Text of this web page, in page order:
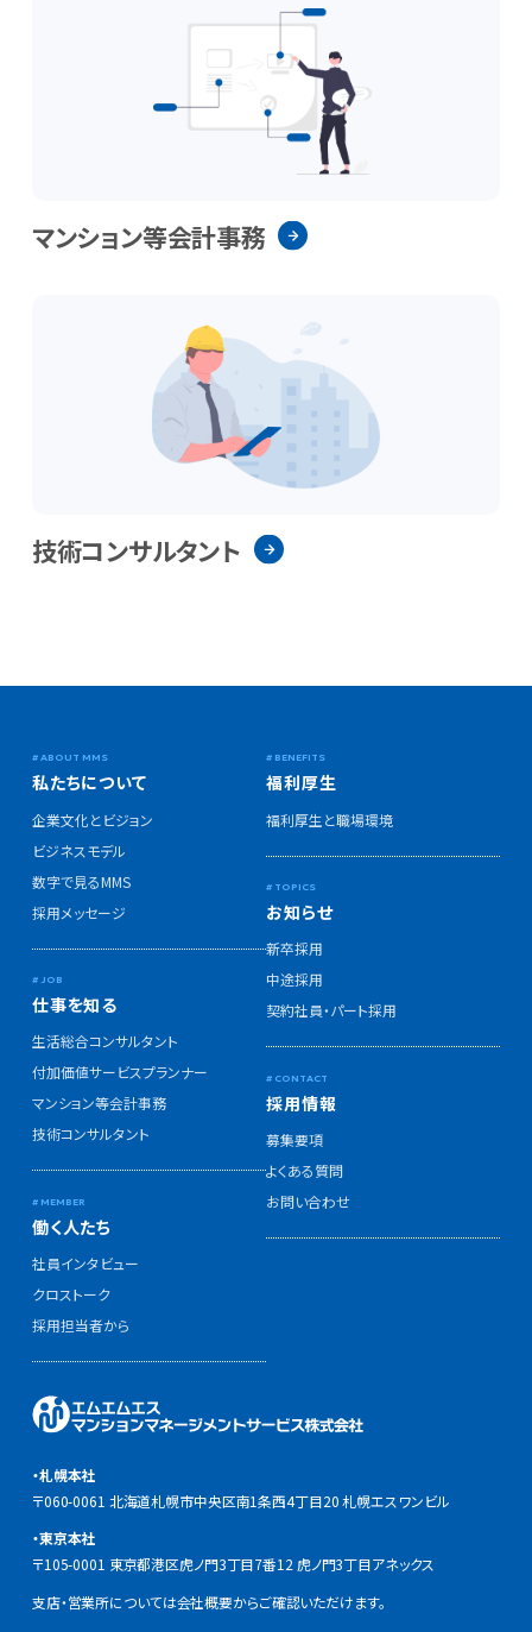
マンション等会計事務
技術コンサルタント
・札幌本社
〒060-0061 北海道札幌市中央区南1条西4丁目20 札幌エスワンビル
・東京本社
〒105-0001 東京都港区虎ノ門3丁目7番12 虎ノ門3丁目アネックス
支店・営業所については会社概要からご確認いただけます。
私たちについて
企業文化とビジョン
ビジネスモデル
数字で見るMMS
採用メッセージ
仕事を知る
生活総合コンサルタント
付加価値サービスプランナー
マンション等会計事務
技術コンサルタント
働く人たち
社員インタビュー
クロストーク
採用担当者から
福利厚生
福利厚生と職場環境
お知らせ
新卒採用
中途採用
契約社員・パート採用
採用情報
募集要項
よくある質問
お問い合わせ